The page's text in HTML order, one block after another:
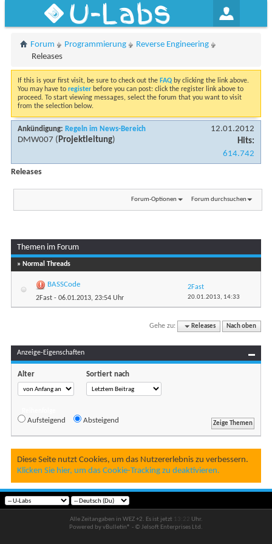
U-Labs
Forum Programmierung
Reverse Engineering
Releases
If this is your first visit, be sure to check out the FAQ by clicking the link above.
You may have to register before you can post: click the register link above to
proceed. To start viewing messages, select the forum that you want to visit
from the selection below.
Ankündigung: Regeln im News-Bereich
DMW007 (Projektleitung)
12.01.2012
Hits:
614.742
Releases
Forum-Optionen Forum durchsuchen
Themen im Forum
» Normal Threads
BASSCode
2Fast - 06.01.2013, 23:54 Uhr
2Fast
20.01.2013, 14:33
Gehe zu: Releases Nach oben
Anzeige-Eigenschaften
Alter Sortiert nach
Aufsteigend Absteigend
Diese Seite nutzt Cookies, um das Nutzererlebnis zu verbessern.
Klicken Sie hier, um das Cookie-Tracking zu deaktivieren.
Alle Zeitangaben in WEZ +2. Es ist jetzt 13:22 Uhr.
Powered by vBulletin® - © Jelsoft Enterprises Ltd.